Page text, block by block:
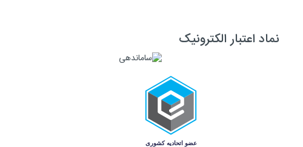
نماد اعتبار الکترونیک